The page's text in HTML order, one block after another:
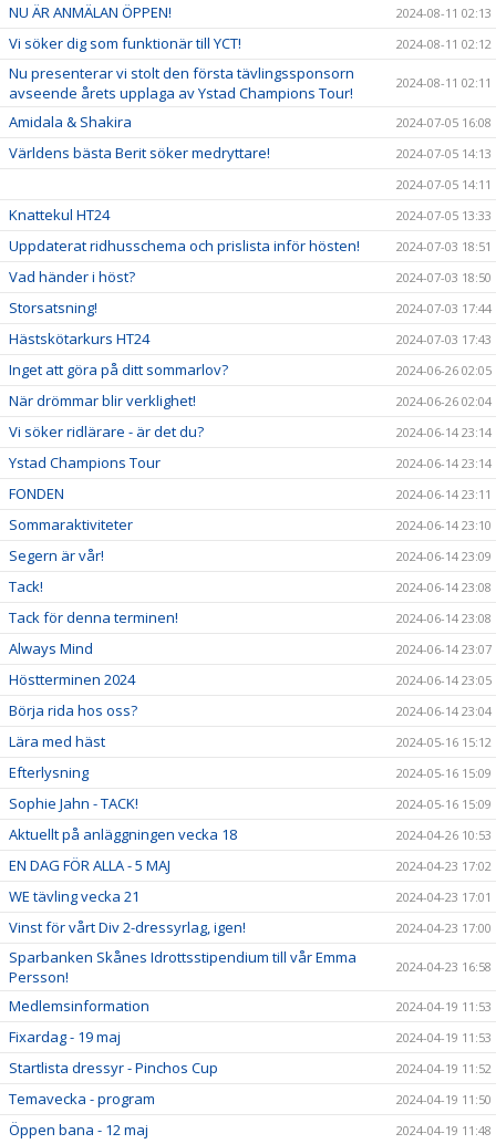
NU ÄR ANMÄLAN ÖPPEN! 2024-08-11 02:13
Vi söker dig som funktionär till YCT! 2024-08-11 02:12
Nu presenterar vi stolt den första tävlingssponsorn
avseende årets upplaga av Ystad Champions Tour!
2024-08-11 02:11
Amidala & Shakira 2024-07-05 16:08
Världens bästa Berit söker medryttare!
2024-07-05 14:13
2024-07-05 14:11
Knattekul HT24 2024-07-05 13:33
Uppdaterat ridhusschema och prislista inför hösten! 2024-07-03 18:51
Vad händer i höst? 2024-07-03 18:50
Storsatsning! 2024-07-03 17:44
Hästskötarkurs HT24 2024-07-03 17:43
Inget att göra på ditt sommarlov? 2024-06-26 02:05
När drömmar blir verklighet! 2024-06-26 02:04
Vi söker ridlärare - är det du? 2024-06-14 23:14
Ystad Champions Tour 2024-06-14 23:14
FONDEN 2024-06-14 23:11
Sommaraktiviteter 2024-06-14 23:10
Segern är vår! 2024-06-14 23:09
Tack! 2024-06-14 23:08
Tack för denna terminen! 2024-06-14 23:08
Always Mind 2024-06-14 23:07
Höstterminen 2024 2024-06-14 23:05
Börja rida hos oss? 2024-06-14 23:04
Lära med häst 2024-05-16 15:12
Efterlysning 2024-05-16 15:09
Sophie Jahn - TACK! 2024-05-16 15:09
Aktuellt på anläggningen vecka 18 2024-04-26 10:53
EN DAG FÖR ALLA - 5 MAJ 2024-04-23 17:02
WE tävling vecka 21 2024-04-23 17:01
Vinst för vårt Div 2-dressyrlag, igen! 2024-04-23 17:00
Sparbanken Skånes Idrottsstipendium till vår Emma
Persson!
2024-04-23 16:58
Medlemsinformation 2024-04-19 11:53
Fixardag - 19 maj 2024-04-19 11:53
Startlista dressyr - Pinchos Cup 2024-04-19 11:52
Temavecka - program 2024-04-19 11:50
Öppen bana - 12 maj 2024-04-19 11:48